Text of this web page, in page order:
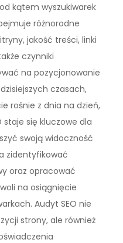
kątem wyszukiwarek
różnorodne
jakość treści, linki
czynniki
na pozycjonowanie
czasach,
rośnie z dnia na dzień,
staje się kluczowe dla
swoją widoczność
zidentyfikować
oraz opracować
na osiągnięcie
Audyt SEO nie
strony, ale również